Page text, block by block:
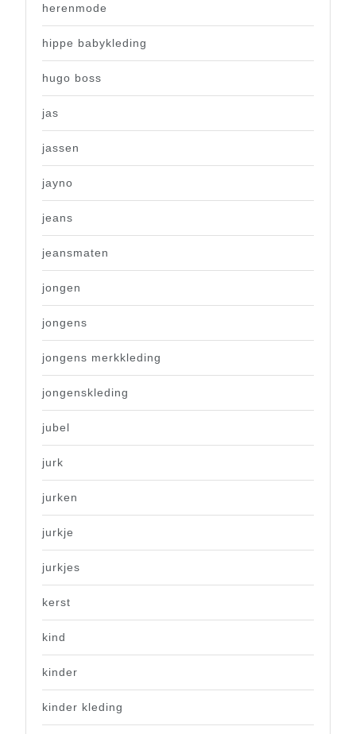
herenmode
hippe babykleding
hugo boss
jas
jassen
jayno
jeans
jeansmaten
jongen
jongens
jongens merkkleding
jongenskleding
jubel
jurk
jurken
jurkje
jurkjes
kerst
kind
kinder
kinder kleding